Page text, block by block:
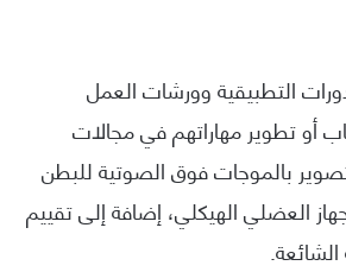
التطبيقية وورشات العمل
أو تطوير مهاراتهم في مجالات
بالموجات فوق الصوتية للبطن
العضلي الهيكلي، إضافة إلى تقييم